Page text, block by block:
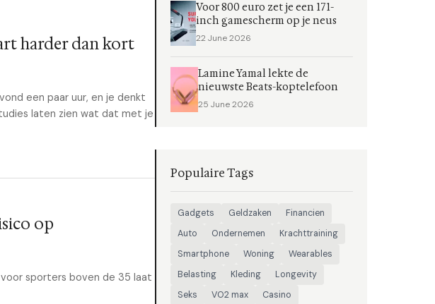
harder dan kort
een paar uur, en je denkt
laten zien wat dat met je
op
voor sporters boven de 35 laat
Voor 800 euro zet je een 171-
inch gamescherm op je neus
22 June 2026
Lamine Yamal lekte de
nieuwste Beats-koptelefoon
25 June 2026
Populaire Tags
Gadgets Geldzaken
Financien
Auto
Ondernemen
Krachttraining
Smartphone
Woning
Wearables
Belasting
Kleding
Longevity
Seks
VO2 max Casino